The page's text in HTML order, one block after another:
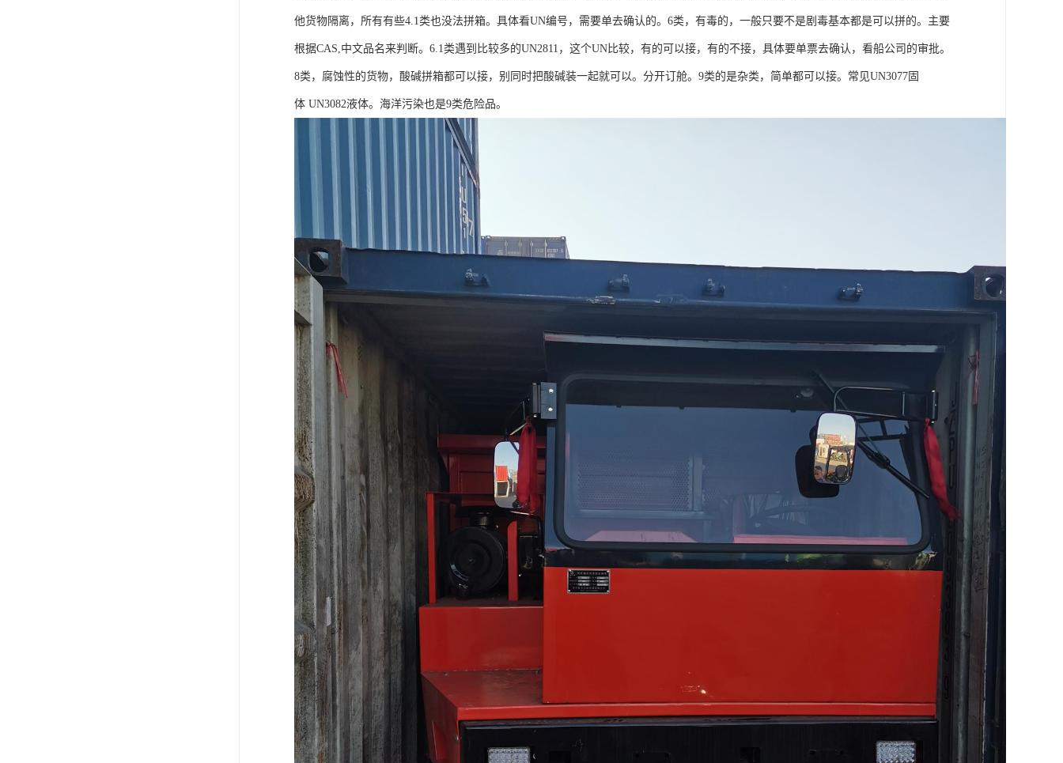
他货物隔离，所有有些4.1类也没法拼箱。具体看UN编号，需要单去确认的。6类，有毒的，一般只要不是剧毒基本都是可以拼的。主要
根据CAS,中文品名来判断。6.1类遇到比较多的UN2811，这个UN比较，有的可以接，有的不接，具体要单票去确认，看船公司的审批。
8类，腐蚀性的货物，酸碱拼箱都可以接，别同时把酸碱装一起就可以。分开订舱。9类的是杂类，简单都可以接。常见UN3077固
体 UN3082液体。海洋污染也是9类危险品。